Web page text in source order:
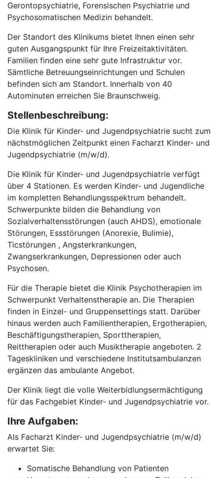
Gerontopsychiatrie, Forensischen Psychiatrie und
Psychosomatischen Medizin behandelt.
Der Standort des Klinikums bietet Ihnen einen sehr
guten Ausgangspunkt für Ihre Freizeitaktivitäten.
Familien finden eine sehr gute Infrastruktur vor.
Sämtliche Betreuungseinrichtungen und Schulen
befinden sich am Standort. Innerhalb von 40
Autominuten erreichen Sie Braunschweig.
Stellenbeschreibung:
Die Klinik für Kinder- und Jugendpsychiatrie sucht zum
nächstmöglichen Zeitpunkt einen Facharzt Kinder- und
Jugendpsychiatrie (m/w/d).
Die Klinik für Kinder- und Jugendpsychiatrie verfügt
über 4 Stationen. Es werden Kinder- und Jugendliche
im kompletten Behandlungsspektrum behandelt.
Schwerpunkte bilden die Behandlung von
Sozialverhaltensstörungen (auch AHDS), emotionale
Störungen, Essstörungen (Anorexie, Bulimie),
Ticstörungen , Angsterkrankungen,
Zwangserkrankungen, Depressionen oder auch
Psychosen.
Für die Therapie bietet die Klinik Psychotherapien im
Schwerpunkt Verhaltenstherapie an. Die Therapien
finden in Einzel- und Gruppensettings statt. Darüber
hinaus werden auch Familientherapien, Ergotherapien,
Beschäftigungstherapien, Sporttherapien,
Reittherapien oder auch Musiktherapie angeboten. 2
Tageskliniken und verschiedene Institutsambulanzen
ergänzen das ambulante Angebot.
Der Klinik liegt die volle Weiterbidlungsermächtigung
für das Fachgebiet Kinder- und Jugendpsychiatrie vor.
Ihre Aufgaben:
Als Facharzt Kinder- und Jugendpsychiatrie (m/w/d)
erwartet Sie:
Somatische Behandlung von Patienten